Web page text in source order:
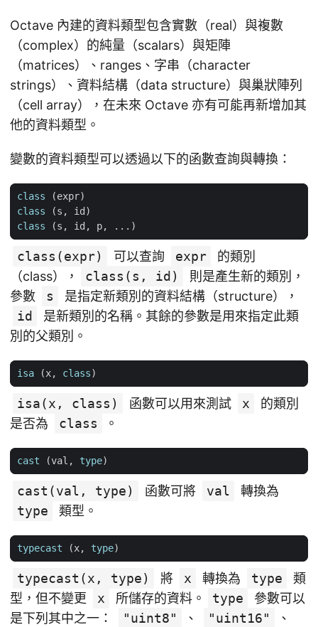
Octave 內建的資料類型包含實數（real）與複數
（complex）的純量（scalars）與矩陣
（matrices）、ranges、字串（character
strings）、資料結構（data structure）與巢狀陣列
（cell array），在未來 Octave 亦有可能再新增加其
他的資料類型。
變數的資料類型可以透過以下的函數查詢與轉換：
class (expr)
class
(s , id )
class
(s , id , p, ...)
class(expr) 可以查詢 expr
的類別
（class），
class(s, id)
則是產生新的類別，
參數
s
是指定新類別的資料結構（structure），
id
是新類別的名稱。其餘的參數是用來指定此類
別的父類別。
isa (x, class)
isa(x, class) 函數可以用來測試 x
的類別
是否為
class 。
cast (val , type)
cast(val, type) 函數可將 val
轉換為
type
類型。
typecast (x, type)
typecast(x, type) 將 x 轉換為 type
類
型，但不變更
x 所儲存的資料。 type
參數可以
是下列其中之一：
"uint8" 、 "uint16" 、